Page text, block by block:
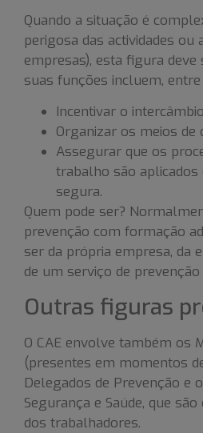
Quando a situação é
perigosa das actividades ou
empresas), esta figura deve
suas funções incluem,
Incentivar o
Organizar os meios de
Assegurar que os
trabalho são
segura.
Quem pode ser?
prevenção com formação
ser da própria empresa, da
de um serviço de
Outras figuras
O CAE envolve também os
(presentes em momentos
Delegados de Prevenção e
Segurança e Saúde, que
dos trabalhadores.